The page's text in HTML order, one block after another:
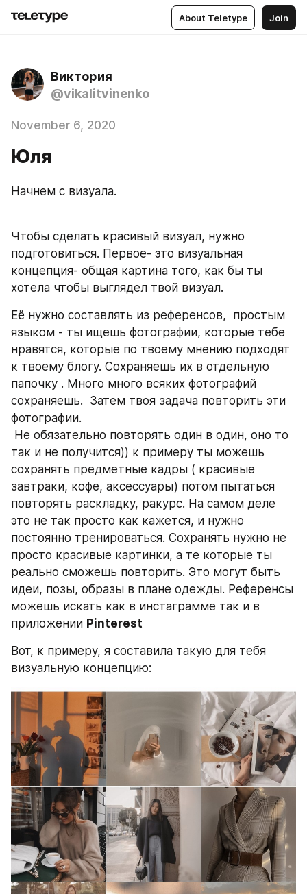
About Teletype Join
Виктория
@vikalitvinenko
November 6, 2020
Юля
Начнем с визуала.
Чтобы сделать красивый визуал, нужно
подготовиться. Первое- это визуальная
концепция- общая картина того, как бы ты
хотела чтобы выглядел твой визуал.
Её нужно составлять из референсов,  простым
языком - ты ищешь фотографии, которые тебе
нравятся, которые по твоему мнению подходят
к твоему блогу. Сохраняешь их в отдельную
папочку . Много много всяких фотографий
сохраняешь.  Затем твоя задача повторить эти
фотографии.
так и не получится)) к примеру ты можешь
сохранять предметные кадры ( красивые
завтраки, кофе, аксессуары) потом пытаться
повторять раскладку, ракурс. На самом деле
это не так просто как кажется, и нужно
постоянно тренироваться. Сохранять нужно не
просто красивые картинки, а те которые ты
реально сможешь повторить. Это могут быть
идеи, позы, образы в плане одежды. Референсы
можешь искать как в инстаграмме так и в
приложении Pinterest
Вот, к примеру, я составила такую для тебя
визуальную концепцию: